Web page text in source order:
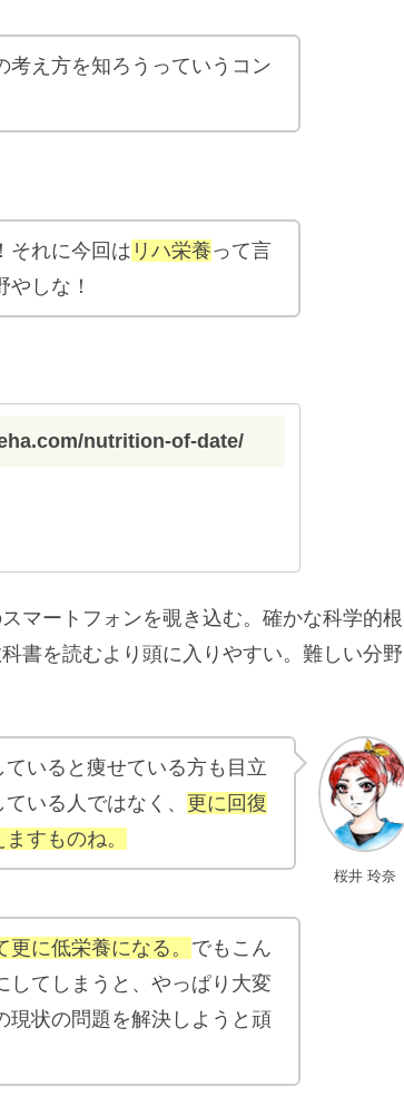
考え方を知ろうっていうコン
それに今回は リハ栄養って言
しな！
nutrition-of-date/
マートフォンを覗き込む。確かな科学的根
書を読むより頭に入りやすい。難しい分野
桜井 玲奈
いると痩せている方も目立
いる人ではなく、 更に回復
すものね。
に低栄養になる。 でもこん
してしまうと、やっぱり大変
現状の問題を解決しようと頑